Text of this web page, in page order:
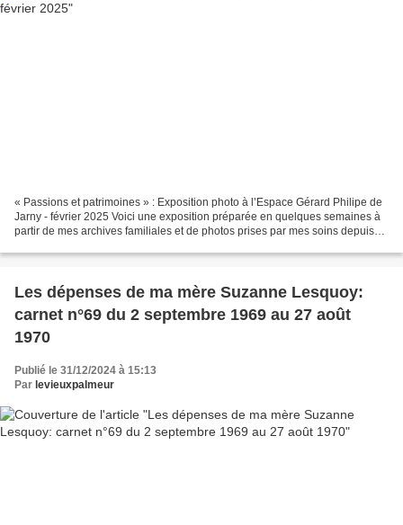
« Passions et patrimoines » : Exposition photo à l’Espace Gérard Philipe de
Jarny - février 2025 Voici une exposition préparée en quelques semaines à
partir de mes archives familiales et de photos prises par mes soins depuis
Les dépenses de ma mère Suzanne Lesquoy:
carnet n°69 du 2 septembre 1969 au 27 août
1970
Publié le 31/12/2024 à 15:13
Par levieuxpalmeur